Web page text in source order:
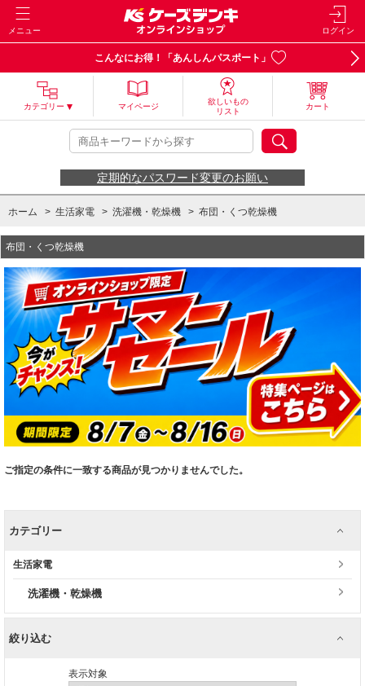
メニュー ログイン
こんなにお得！「あんしんパスポート」
カテゴリー マイページ
欲しいもの
リスト
カート
定期的なパスワード変更のお願い
ホーム > 生活家電 > 洗濯機・乾燥機 > 布団・くつ乾燥機
布団・くつ乾燥機
ご指定の条件に一致する商品が見つかりませんでした。
カテゴリー
生活家電
洗濯機・乾燥機
絞り込む
表示対象